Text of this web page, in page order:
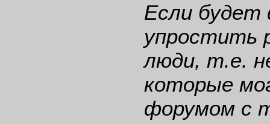
Если
упростить
люди, т.е.
которые
форумом с